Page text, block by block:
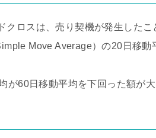
クロスは、売り契機が発生したこ
Move Average）の20日移
が60日移動平均を下回った額が大